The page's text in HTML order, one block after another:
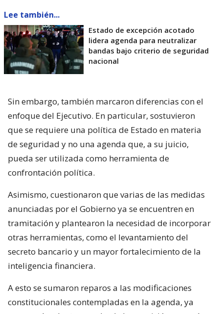
Lee también...
Estado de excepción acotado
lidera agenda para neutralizar
bandas bajo criterio de seguridad
nacional
Sin embargo, también marcaron diferencias con el
enfoque del Ejecutivo. En particular, sostuvieron
que se requiere una política de Estado en materia
de seguridad y no una agenda que, a su juicio,
pueda ser utilizada como herramienta de
confrontación política.
Asimismo, cuestionaron que varias de las medidas
anunciadas por el Gobierno ya se encuentren en
tramitación y plantearon la necesidad de incorporar
otras herramientas, como el levantamiento del
secreto bancario y un mayor fortalecimiento de la
inteligencia financiera.
A esto se sumaron reparos a las modificaciones
constitucionales contempladas en la agenda, ya